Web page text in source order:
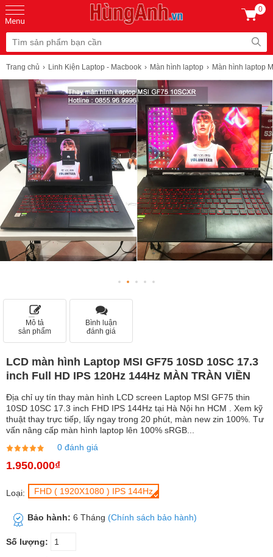
0
Trang chủ Linh Kiện Laptop - Macbook Màn hình laptop Màn hình laptop
Mô tả
sản phẩm
Bình luận
đánh giá
LCD màn hình Laptop MSI GF75 10SD 10SC 17.3
inch Full HD IPS 120Hz 144Hz MÀN TRÀN VIỀN
Địa chỉ uy tín thay màn hình LCD screen Laptop MSI GF75 thin
10SD 10SC 17.3 inch FHD IPS 144Hz tại Hà Nội hn HCM . Xem kỹ
thuật thay trực tiếp, lấy ngay trong 20 phút, màn new zin 100%. Tư
vấn nâng cấp màn hình laptop lên 100% sRGB...
0 đánh giá
1.950.000₫
Loại: FHD ( 1920X1080 ) IPS 144Hz
Bảo hành: 6 Tháng (Chính sách bảo hành)
Số lượng: